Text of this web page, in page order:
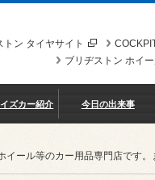
トン タイヤサイト
ブリヂストン ホイ
ズカー紹介 今日の出来事
ール等のカー用品専門店です